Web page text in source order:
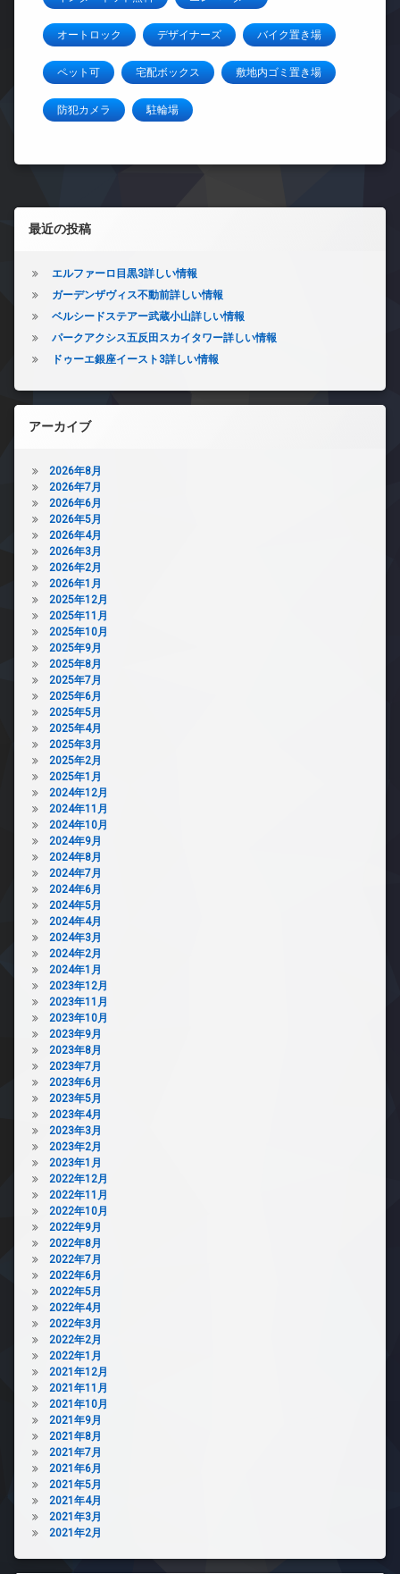
オートロック デザイナーズ バイク置き場
ペット可 宅配ボックス 敷地内ゴミ置き場
防犯カメラ 駐輪場
左サイドバー
最近の投稿
エルファーロ目黒3詳しい情報
ガーデンザヴィス不動前詳しい情報
ベルシードステアー武蔵小山詳しい情報
パークアクシス五反田スカイタワー詳しい情報
ドゥーエ銀座イースト3詳しい情報
アーカイブ
2026年8月
2026年7月
2026年6月
2026年5月
2026年4月
2026年3月
2026年2月
2026年1月
2025年12月
2025年11月
2025年10月
2025年9月
2025年8月
2025年7月
2025年6月
2025年5月
2025年4月
2025年3月
2025年2月
2025年1月
2024年12月
2024年11月
2024年10月
2024年9月
2024年8月
2024年7月
2024年6月
2024年5月
2024年4月
2024年3月
2024年2月
2024年1月
2023年12月
2023年11月
2023年10月
2023年9月
2023年8月
2023年7月
2023年6月
2023年5月
2023年4月
2023年3月
2023年2月
2023年1月
2022年12月
2022年11月
2022年10月
2022年9月
2022年8月
2022年7月
2022年6月
2022年5月
2022年4月
2022年3月
2022年2月
2022年1月
2021年12月
2021年11月
2021年10月
2021年9月
2021年8月
2021年7月
2021年6月
2021年5月
2021年4月
2021年3月
2021年2月